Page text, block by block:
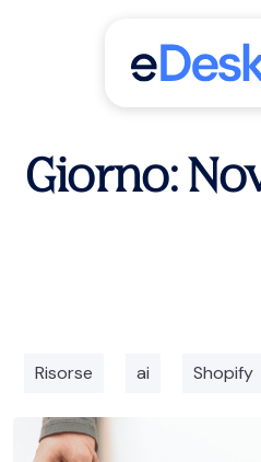
Giorno:
Risorse ai Shopify